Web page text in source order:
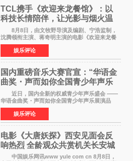
TCL携手《欢迎来龙餐馆》：以
科技长情陪伴，让光影与烟火温
暖生活
8月8日，由文牧野导演及编剧、宁浩监制，
沈腾领衔主演、蒋奇明主演的电影《欢迎来龙餐
馆》在上海超前点映，主创团队携影片亮相与观
众提前见面。TCL作为本片独家合作伙伴，在路
演现场设置品牌互
娱乐评论
国内重磅音乐大赛官宣：“华语金
曲奖・声而如你全国青少年声乐
展演” 正式启幕，阿沁出任明星总
评审
近日，国内全新的权威青少年声乐盛会 ——
华语金曲奖・声而如你全国青少年声乐展演品
牌，在湖南长沙隆重举行官宣，国内又一高规格
青少年声乐赛事全面启航。 本赛事由寰宇声
扬联合华语金曲
娱乐评论
电影《大唐妖探》西安见面会反
响热烈 全龄观众共赏机关长安城
中国娱乐网讯www yule com cn 8月8日，